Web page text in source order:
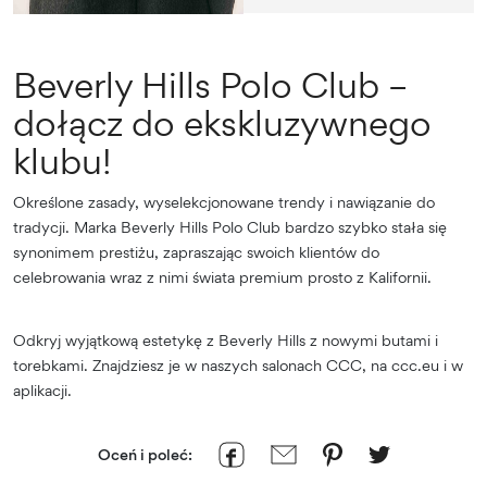
Beverly Hills Polo Club –
dołącz do ekskluzywnego
klubu!
Określone zasady, wyselekcjonowane trendy i nawiązanie do
tradycji. Marka Beverly Hills Polo Club bardzo szybko stała się
synonimem prestiżu, zapraszając swoich klientów do
celebrowania wraz z nimi świata premium prosto z Kalifornii.
Odkryj wyjątkową estetykę z Beverly Hills z nowymi butami i
torebkami. Znajdziesz je w naszych salonach CCC, na ccc.eu i w
aplikacji.
Oceń i poleć: